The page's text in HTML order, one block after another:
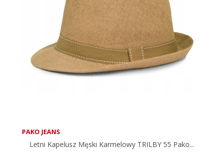
PAKO JEANS
Letni Kapelusz Męski Karmelowy TRILBY 55 Pako...